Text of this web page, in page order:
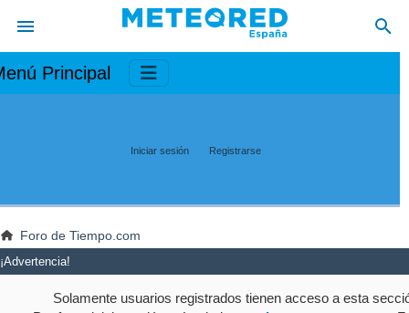
Principal
Iniciar sesión Registrarse
Foro de Tiempo.com
¡Advertencia!
Solamente usuarios registrados tienen acceso a esta